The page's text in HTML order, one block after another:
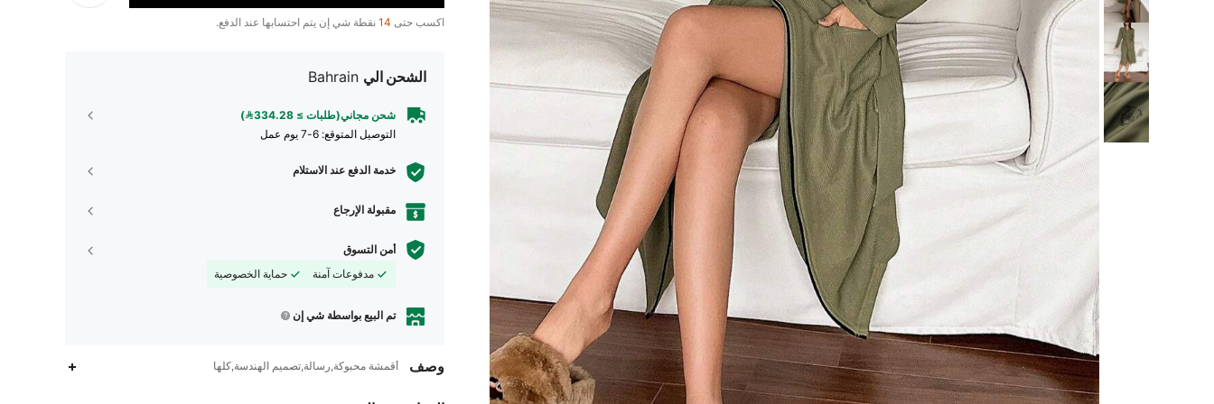
اكسب حتى 14 نقطة شي إن يتم احتسابها عند الدفع.
الشحن الي Bahrain
شحن مجاني(طلبات ≥ 334.28)
التوصيل المتوقع: 6-7 يوم عمل
خدمة الدفع عند الاستلام
مقبولة الإرجاع
أمن التسوق
مدفوعات آمنة
حماية الخصوصية
تم البيع بواسطة شي إن
وصف أقمشة محبوكة,رسالة,تصميم الهندسة,كلها